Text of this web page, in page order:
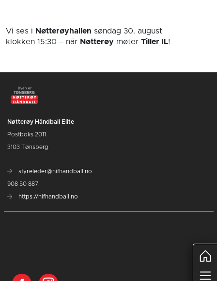
Vi ses i Nøtterøyhallen søndag 30. august
klokken 15:30 – når Nøtterøy møter Tiller IL!
Nøtterøy Håndball Elite
Postboks 2011
3103 Tønsberg
styreleder@nifhandball.no
908 50 887
https://nifhandball.no